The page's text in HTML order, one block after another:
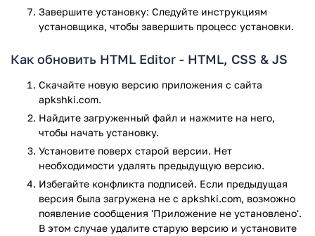
Ищете удобный и функциональный HTML-редактор? Тогда
скачайте HTML Editor Free для Android. С сайта
совершенно бесплатно.
Приложение HTML Editor - HTML, CSS & JS прошло
проверку антивирусом VirusTotal. В результате проверки
по всем последним сигнатурам заражения файлов не
выявлено.
Завершите установку: Следуйте инструкциям
установщика, чтобы завершить процесс установки.
Как обновить HTML Editor - HTML, CSS & JS
Скачайте новую версию приложения с сайта
apkshki.com.
Найдите загруженный файл и нажмите на него,
чтобы начать установку.
Установите поверх старой версии. Нет
необходимости удалять предыдущую версию.
Избегайте конфликта подписей. Если предыдущая
версия была загружена не с apkshki.com, возможно
появление сообщения 'Приложение не установлено'.
В этом случае удалите старую версию и установите